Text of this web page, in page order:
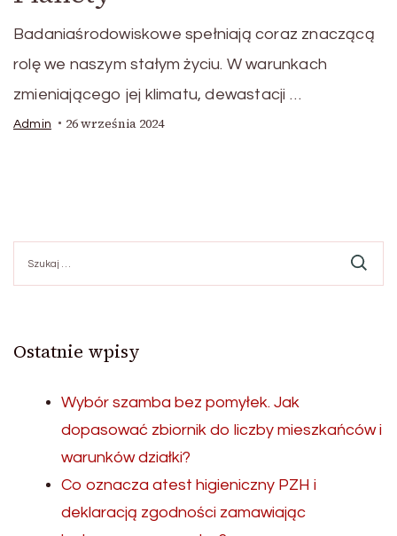
Badaniaśrodowiskowe spełniają coraz znaczącą
rolę we naszym stałym życiu. W warunkach
zmieniającego jej klimatu, dewastacji …
Admin 26 września 2024
Ostatnie wpisy
Wybór szamba bez pomyłek. Jak
dopasować zbiornik do liczby mieszkańców i
warunków działki?
Co oznacza atest higieniczny PZH i
deklaracją zgodności zamawiając